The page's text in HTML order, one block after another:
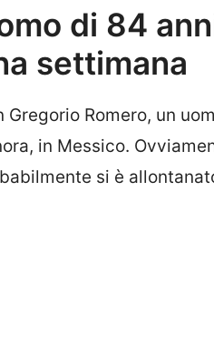
di 84
settimana
Gregorio Romero, un
in Messico.
si è